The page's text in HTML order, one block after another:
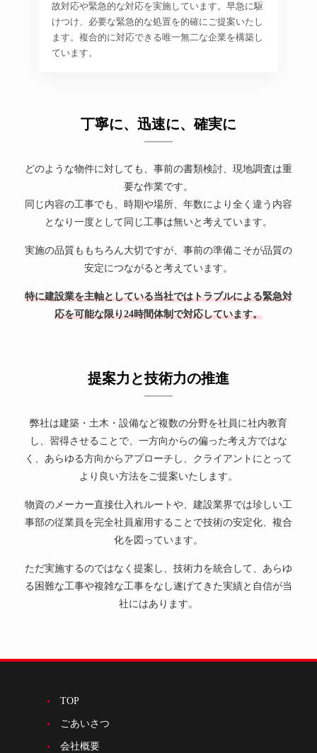
故対応や緊急的な対応を実施しています。早急に駆
けつけ、必要な緊急的な処置を的確にご提案いたし
ます。複合的に対応できる唯一無二な企業を構築し
ています。
丁寧に、迅速に、確実に
どのような物件に対しても、事前の書類検討、現地調査は重
要な作業です。
同じ内容の工事でも、時期や場所、年数により全く違う内容
となり一度として同じ工事は無いと考えています。
実施の品質ももちろん大切ですが、事前の準備こそが品質の
安定につながると考えています。
特に建設業を主軸としている当社ではトラブルによる緊急対
応を可能な限り24時間体制で対応しています。
提案力と技術力の推進
弊社は建築・土木・設備など複数の分野を社員に社内教育
し、習得させることで、一方向からの偏った考え方ではな
く、あらゆる方向からアプローチし、クライアントにとって
より良い方法をご提案いたします。
物資のメーカー直接仕入れルートや、建設業界では珍しい工
事部の従業員を完全社員雇用することで技術の安定化、複合
化を図っています。
ただ実施するのではなく提案し、技術力を統合して、あらゆ
る困難な工事や複雑な工事をなし遂げてきた実績と自信が当
社にはあります。
TOP
ごあいさつ
会社概要